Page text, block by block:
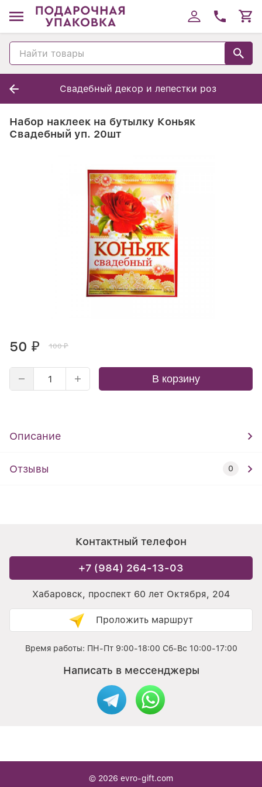
Свадебный декор и лепестки роз
Набор наклеек на бутылку Коньяк
Свадебный уп. 20шт
50 ₽ 100₽
В корзину
Описание
Отзывы 0
Контактный телефон
+7 (984) 264-13-03
Хабаровск, проспект 60 лет Октября, 204
Проложить маршрут
Время работы: ПН-Пт 9:00-18:00 Сб-Вс 10:00-17:00
Написать в мессенджеры
© 2026 evro-gift.com